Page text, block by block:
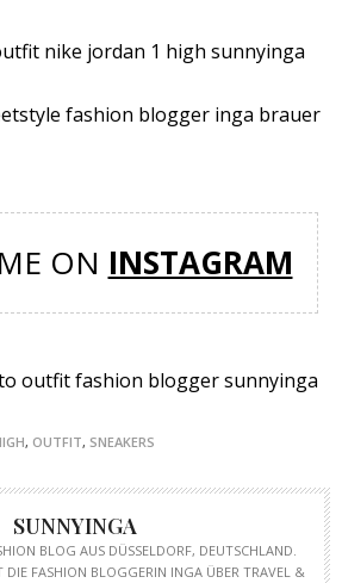
ON INSTAGRAM
, OUTFIT, SNEAKERS
SUNNYINGA
BLOG AUS DÜSSELDORF, DEUTSCHLAND.
DIE FASHION BLOGGERIN INGA ÜBER TRAVEL &